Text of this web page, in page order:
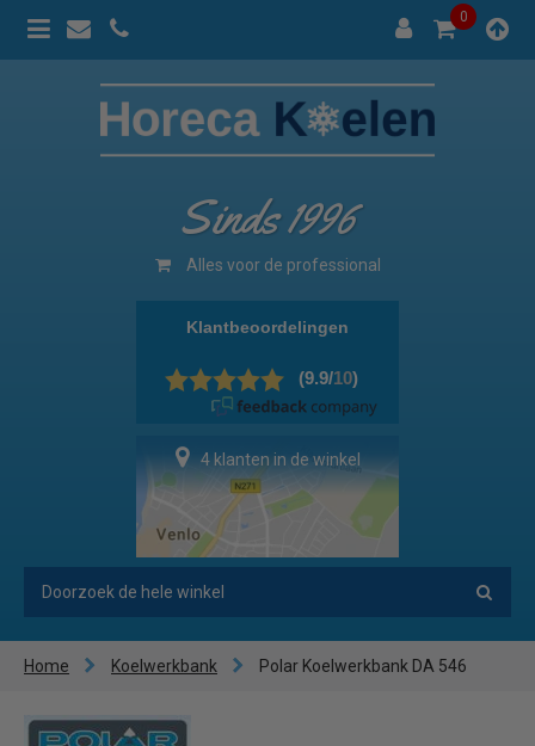
0
Sinds 1996
Alles voor de professional
4 klanten in de winkel
Home Koelwerkbank Polar Koelwerkbank DA 546